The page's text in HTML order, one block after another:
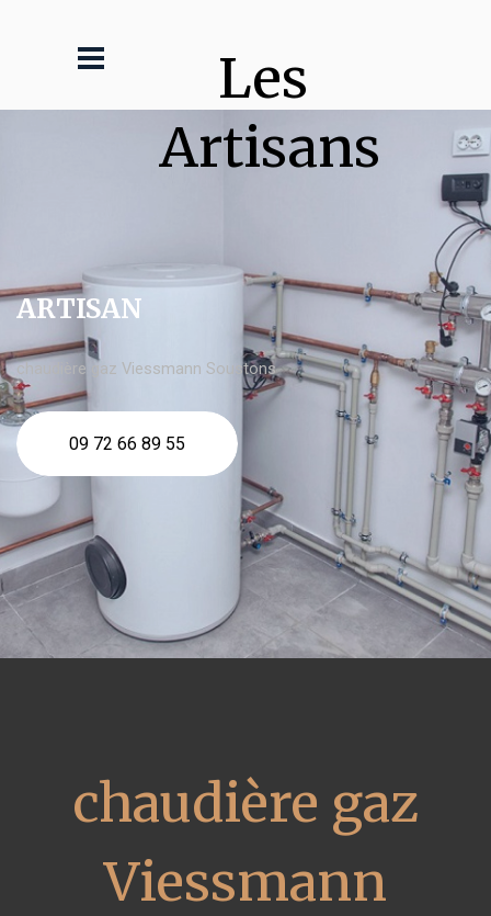
Les
Artisans
ARTISAN
chaudière gaz Viessmann Soustons
09 72 66 89 55
chaudière gaz
Viessmann